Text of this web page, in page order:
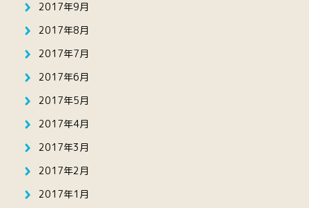
2017年9月
2017年8月
2017年7月
2017年6月
2017年5月
2017年4月
2017年3月
2017年2月
2017年1月